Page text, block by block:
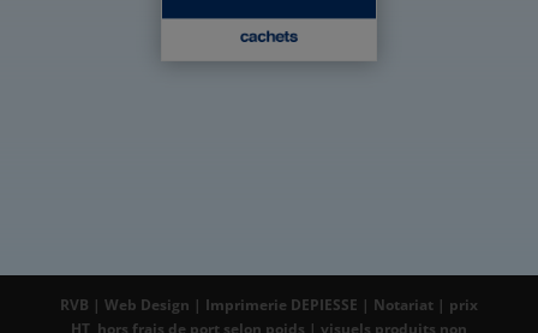
RVB | Web Design | Imprimerie DEPIESSE | Notariat | prix
HT, hors frais de port selon poids | visuels produits non